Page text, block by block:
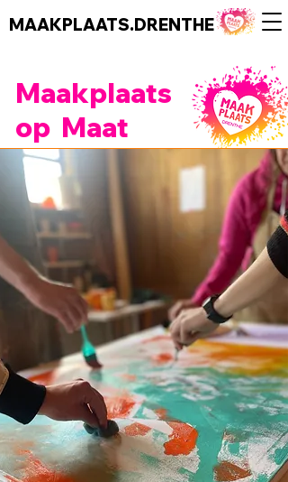
MAAKPLAATS.DRENTHE
Maakplaats
op Maat